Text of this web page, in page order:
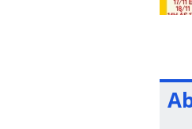
>>>
-->
-->